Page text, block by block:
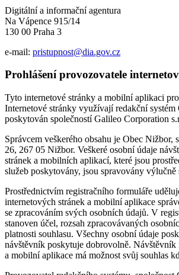
Digitální a informační agentura
Na Vápence 915/14
130 00 Praha 3
e-mail: pristupnost@dia.gov.cz
Prohlášení provozovatele
Tyto internetové stránky a mobilní aplikaci
Internetové stránky využívají redakční
poskytován společností Galileo Corporation
Správcem veškerého obsahu je Obec Nižbor,
26, 267 05 Nižbor. Veškeré osobní údaje
stránek a mobilních aplikací, které jsou
služeb poskytovány, jsou spravovány výlučně
Prostřednictvím registračního formuláře
internetových stránek a mobilní aplikace
se zpracováním svých osobních údajů. V
stanoven účel, rozsah zpracovávaných
platnosti souhlasu. Všechny osobní údaje
návštěvník poskytuje dobrovolně. Návštěvník
a mobilní aplikace má možnost svůj souhlas